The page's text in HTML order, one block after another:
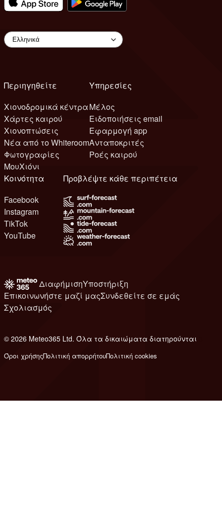
Περιηγηθείτε
Χιονοδρομικά κέντρα
Χάρτες καιρού
Χιονοπτώσεις
Νέα από το Whiteroom
Φωτογραφίες
ΜουΧιόνι
Υπηρεσίες
Μέλος
Ειδοποιήσεις email
Εφαρμογή app
Ανταποκριτές
Ροές καιρού
Κοινότητα
Facebook
Instagram
TikTok
YouTube
Προβλέψτε κάθε περιπέτεια
ΔιαφήμισηΥποστήριξη
Επικοινωνήστε μαζί μαςΣυνδεθείτε σε εμάς
Σχολιασμός
© 2026 Meteo365 Ltd. Όλα τα δικαιώματα διατηρούνται
Όροι χρήσηςΠολιτική απορρήτουΠολιτική cookies